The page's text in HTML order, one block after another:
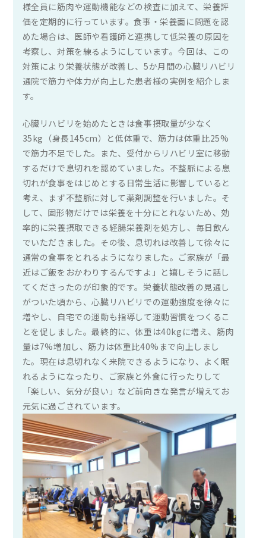
あなたと健康を結ぶ
かかりつけ医
様全員に筋肉や運動機能などの検査に加えて、栄養評
価を定期的に行っています。食事・栄養面に問題を認
めた場合は、医師や看護師と連携して低栄養の原因を
考察し、対策を練るようにしています。今回は、この
対策により栄養状態が改善し、5か月間の心臓リハビリ
通院で筋力や体力が向上した患者様の実例を紹介しま
す。
心臓リハビリを始めたときは食事摂取量が少なく
35kg（身長145cm）と低体重で、筋力は体重比25%
で筋力不足でした。また、受付からリハビリ室に移動
するだけで息切れを認めていました。不整脈による息
切れが食事をはじめとする日常生活に影響していると
考え、まず不整脈に対して薬剤調整を行いました。そ
して、固形物だけでは栄養を十分にとれないため、効
率的に栄養摂取できる経腸栄養剤を処方し、毎日飲ん
でいただきました。その後、息切れは改善して徐々に
通常の食事をとれるようになりました。ご家族が「最
近はご飯をおかわりするんですよ」と嬉しそうに話し
てくださったのが印象的です。栄養状態改善の見通し
がついた頃から、心臓リハビリでの運動強度を徐々に
増やし、自宅での運動も指導して運動習慣をつくるこ
とを促しました。最終的に、体重は40kgに増え、筋肉
量は7%増加し、筋力は体重比40%まで向上しまし
た。現在は息切れなく来院できるようになり、よく眠
れるようになったり、ご家族と外食に行ったりして
「楽しい、気分が良い」など前向きな発言が増えてお
元気に過ごされています。